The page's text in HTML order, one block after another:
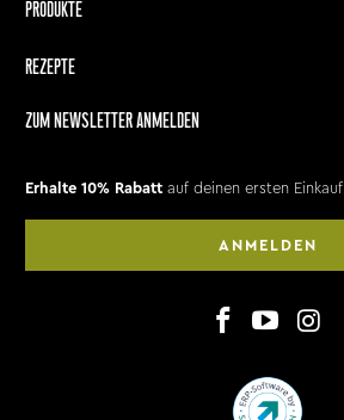
PRODUKTE
REZEPTE
ZUM NEWSLETTER ANMELDEN
Erhalte 10% Rabatt auf deinen ersten Einkauf.
ANMELDEN